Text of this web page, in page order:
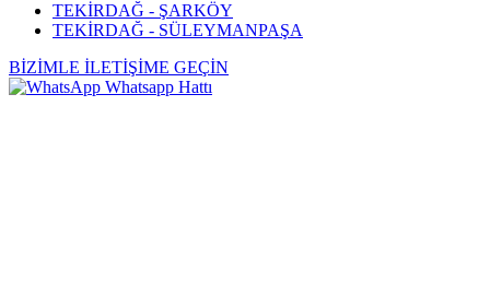
TEKİRDAĞ - ŞARKÖY
TEKİRDAĞ - SÜLEYMANPAŞA
BİZİMLE İLETİŞİME GEÇİN
Whatsapp Hattı